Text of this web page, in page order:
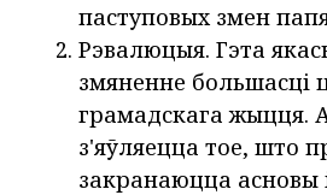
паступовых змен
Рэвалюцыя. Гэта
змяненне большасці
грамадскага жыцця.
з'яўляецца тое, што
закранаюцца асновы